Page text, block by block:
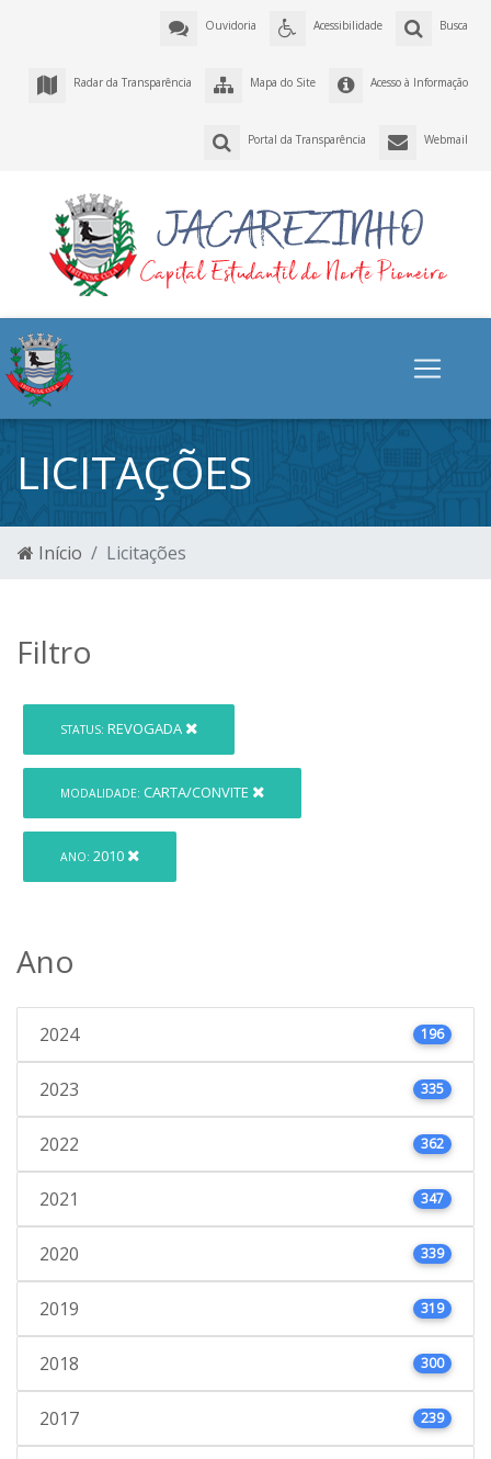
Busca
Acessibilidade
Ouvidoria
Acesso à Informação
Mapa do Site
Radar da Transparência
Webmail
Portal da Transparência
LICITAÇÕES
Início Licitações
Filtro
STATUS: REVOGADA
MODALIDADE: CARTA/CONVITE
ANO: 2010
Ano
2024 196
2023 335
2022 362
2021 347
2020 339
2019 319
2018 300
2017 239